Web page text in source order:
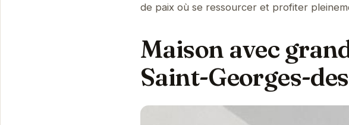
de paix où se ressourcer et profiter
Maison avec
Saint-Georges-